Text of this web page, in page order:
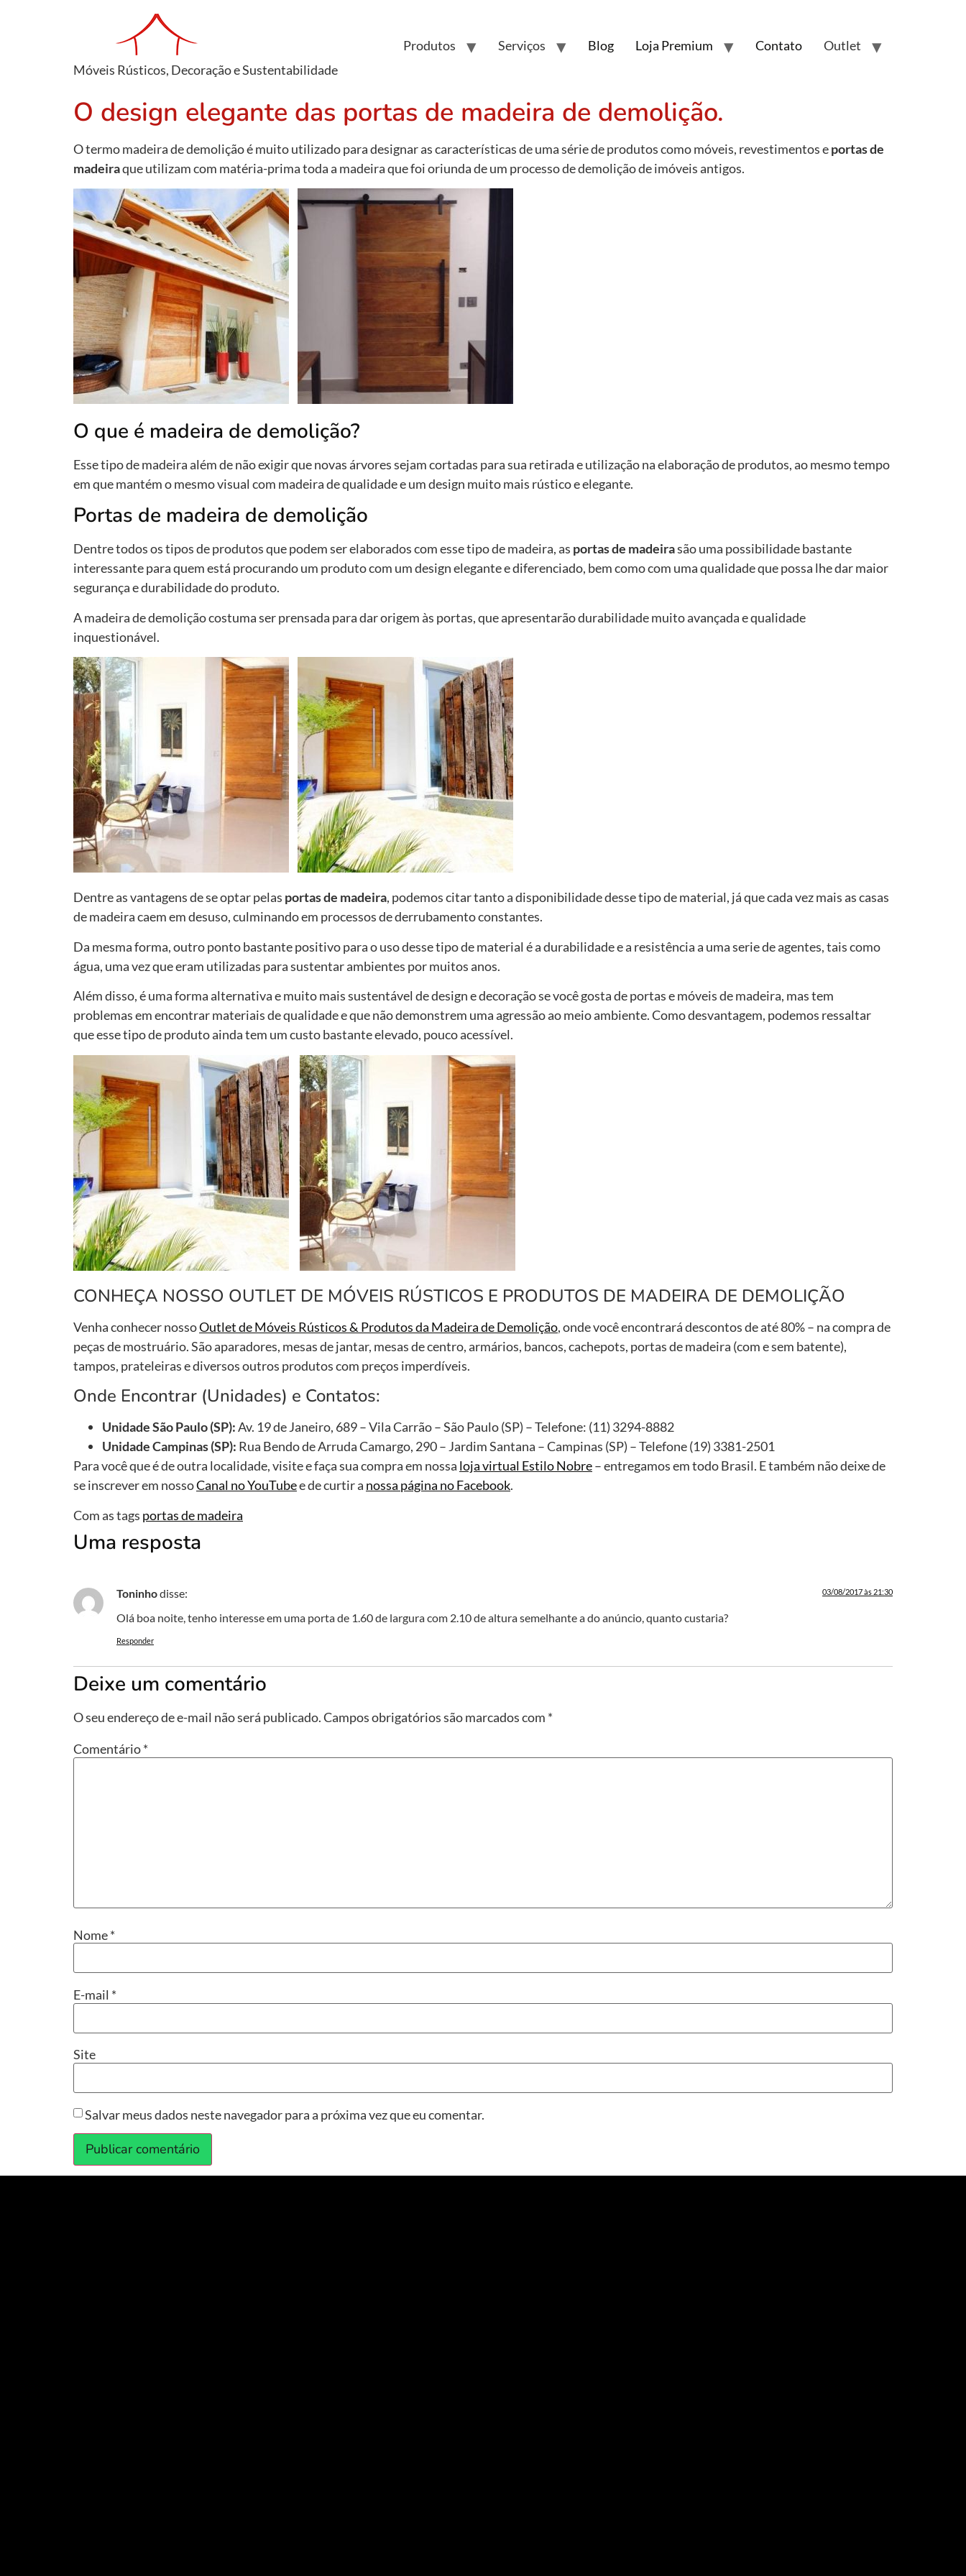
Móveis Rústicos, Decoração e Sustentabilidade
Produtos Serviços Blog Loja Premium Contato Outlet
O design elegante das portas de madeira de demolição.
O termo madeira de demolição é muito utilizado para designar as características de uma série de produtos como móveis, revestimentos eportas de
madeiraque utilizam com matéria-prima toda a madeira que foi oriunda de um processo de demolição de imóveis antigos.
O que é madeira de demolição?
Esse tipo de madeira além de não exigir que novas árvores sejam cortadas para sua retirada e utilização na elaboração de produtos, ao mesmo tempo
em que mantém o mesmo visual com madeira de qualidade e um design muito mais rústico e elegante.
Portas de madeira de demolição
Dentre todos os tipos de produtos que podem ser elaborados com esse tipo de madeira, as portas de madeirasão uma possibilidade bastante
interessante para quem está procurando um produto com um design elegante e diferenciado, bem como com uma qualidade que possa lhe dar maior
segurança e durabilidade do produto.
A madeira de demolição costuma ser prensada para dar origem às portas, que apresentarão durabilidade muito avançada e qualidade
inquestionável.
Dentre as vantagens de se optar pelas portas de madeira, podemos citar tanto a disponibilidade desse tipo de material, já que cada vez mais as casas
de madeira caem em desuso, culminando em processos de derrubamento constantes.
Da mesma forma, outro ponto bastante positivo para o uso desse tipo de material é a durabilidade e a resistência a uma serie de agentes, tais como
água, uma vez que eram utilizadas para sustentar ambientes por muitos anos.
Além disso, é uma forma alternativa e muito mais sustentável de design e decoração se você gosta de portas e móveis de madeira, mas tem
problemas em encontrar materiais de qualidade e que não demonstrem uma agressão ao meio ambiente. Como desvantagem, podemos ressaltar
que esse tipo de produto ainda tem um custo bastante elevado, pouco acessível.
CONHEÇA NOSSO OUTLET DE MÓVEIS RÚSTICOS E PRODUTOS DE MADEIRA DE DEMOLIÇÃO
Venha conhecer nossoOutlet de Móveis Rústicos & Produtos da Madeira de Demolição, onde você encontrará descontos de até 80% – na compra de
peças de mostruário. São aparadores, mesas de jantar, mesas de centro, armários, bancos, cachepots, portas de madeira (com e sem batente),
tampos, prateleiras e diversos outros produtos com preços imperdíveis.
Onde Encontrar (Unidades) e Contatos:
Unidade São Paulo (SP):Av. 19 de Janeiro, 689 – Vila Carrão – São Paulo (SP) – Telefone: (11) 3294-8882
Unidade Campinas (SP): Rua Bendo de Arruda Camargo, 290 – Jardim Santana – Campinas (SP) – Telefone (19) 3381-2501
Para você que é de outra localidade, visite e faça sua compra em nossa loja virtual Estilo Nobre– entregamos em todo Brasil. E também não deixe de
se inscrever em nossoCanal no YouTubee de curtir a nossa página no Facebook.
Com as tags portas de madeira
Uma resposta
Toninhodisse: 03/08/2017 às 21:30
Olá boa noite, tenho interesse em uma porta de 1.60 de largura com 2.10 de altura semelhante a do anúncio, quanto custaria?
Responder
Deixe um comentário
O seu endereço de e-mail não será publicado.Campos obrigatórios são marcados com *
Comentário*
Nome*
E-mail *
Site
Salvar meus dados neste navegador para a próxima vez que eu comentar.